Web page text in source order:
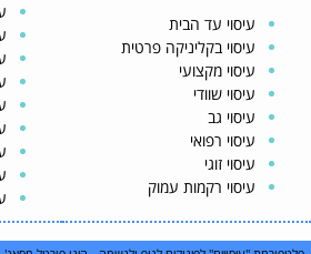
עיסוי עד הבית
עיסוי בקליניקה פרטית
עיסוי מקצועי
עיסוי שוודי
עיסוי גב
עיסוי רפואי
עיסוי זוגי
עיסוי רקמות עמוק